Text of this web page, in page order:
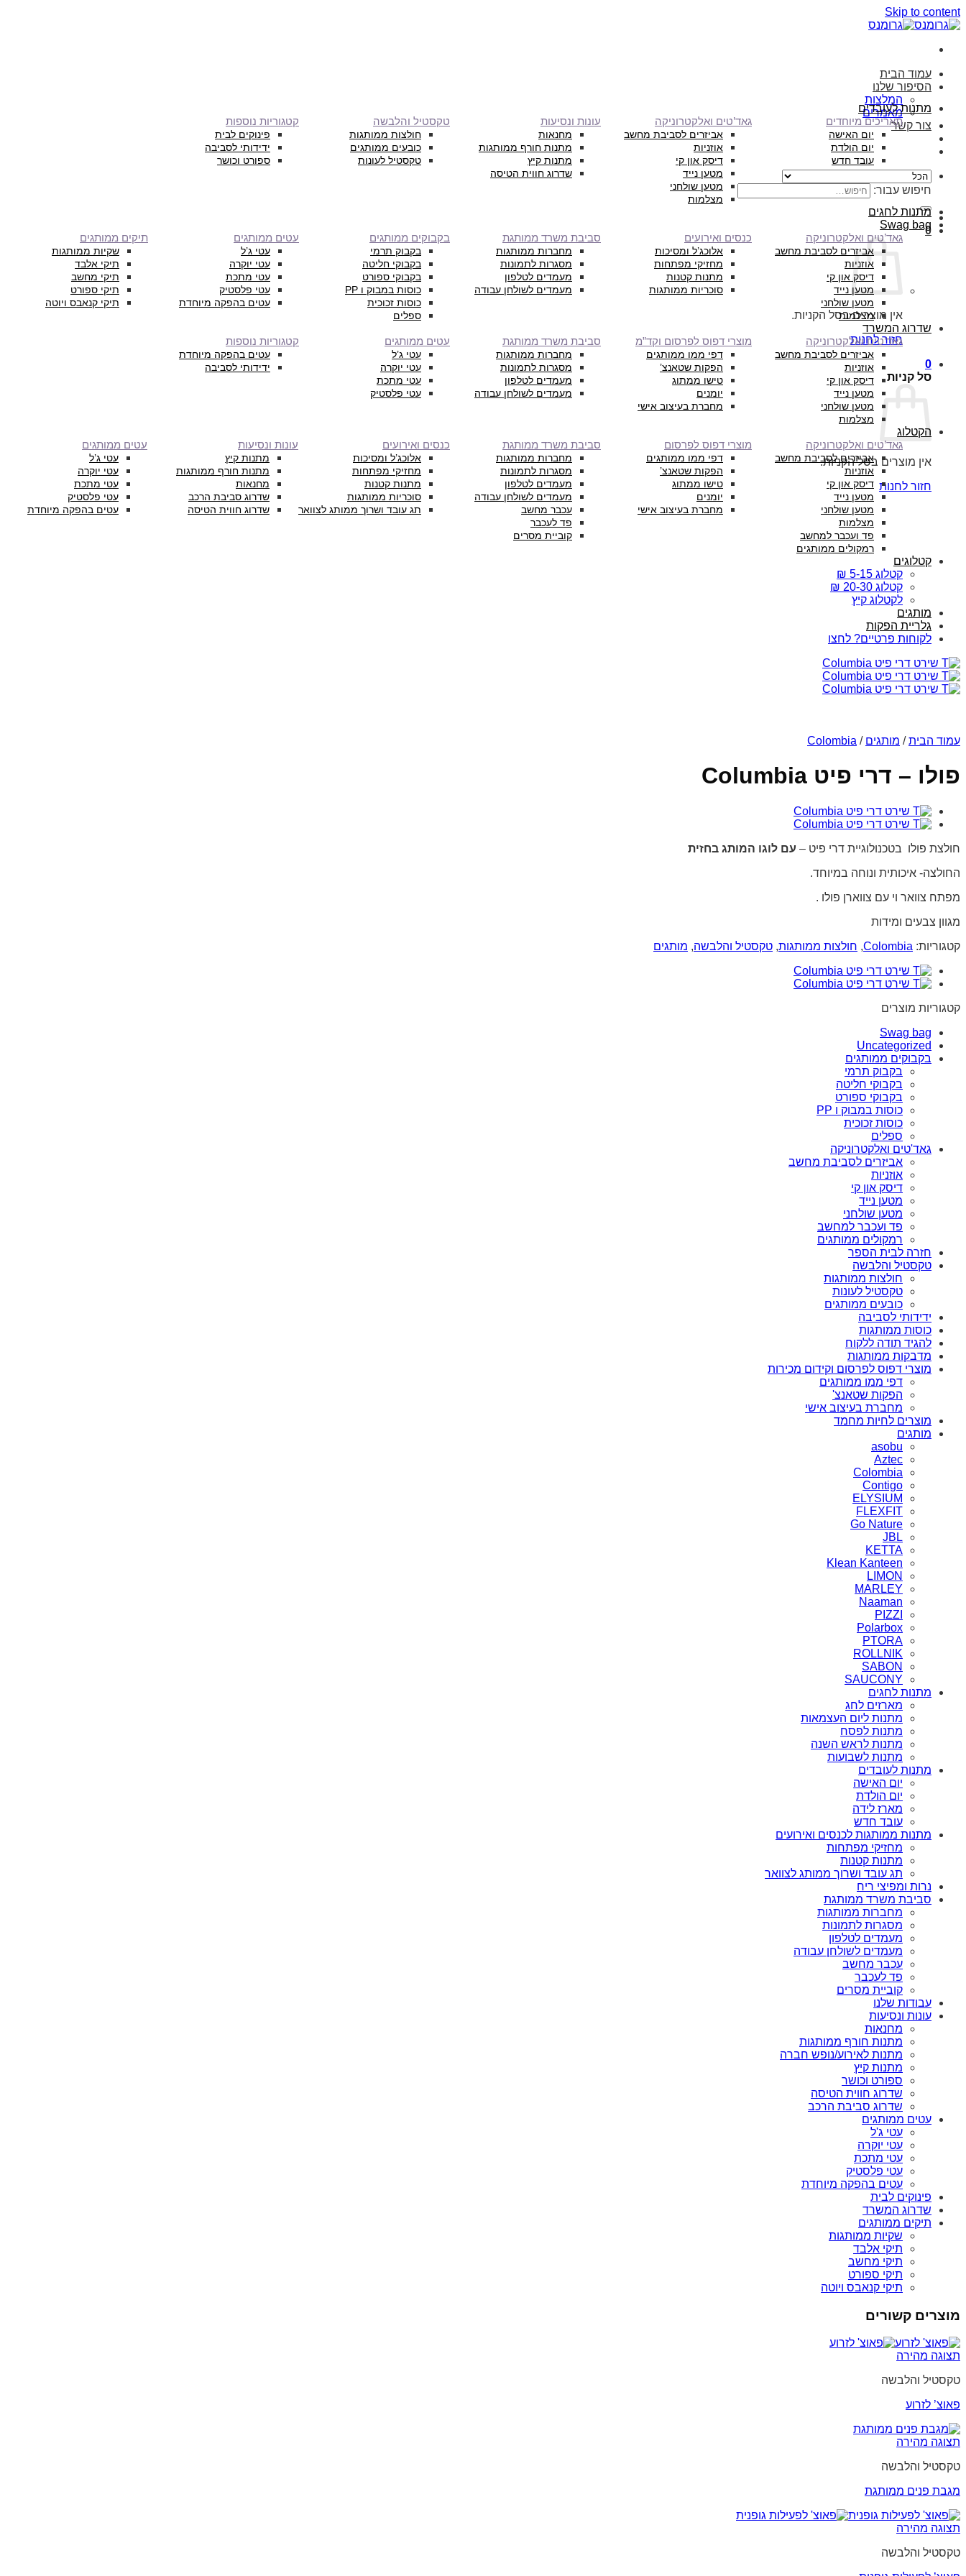
Skip to content
עמוד הבית
הסיפור שלנו
המלצות
מאמרים
צור קשר
חיפוש עבור:
0
אין מוצרים בסל הקניות.
חזור לחנות
0
סל קניות
אין מוצרים בסל הקניות.
חזור לחנות
מתנות לעובדים
תאריכים מיוחדים
יום האישה
יום הולדת
עובד חדש
גאד’טים ואלקטרוניקה
אביזרים לסביבת מחשב
אוזניות
דיסק און קי
מטען נייד
מטען שולחני
מצלמות
עונות ונסיעות
מחנאות
מתנות חורף ממותגות
מתנות קיץ
שדרוג חווית הטיסה
טקסטיל והלבשה
חולצות ממותגות
כובעים ממותגים
טקסטיל לעונות
קטגוריות נוספות
פינוקים לבית
ידידותי לסביבה
ספורט וכושר
מתנות לחגים
Swag bag
גאד’טים ואלקטרוניקה
אביזרים לסביבת מחשב
אוזניות
דיסק און קי
מטען נייד
מטען שולחני
מצלמות
כנסים ואירועים
אלוכג’ל ומסיכות
מחזיקי מפתחות
מתנות קטנות
סוכריות ממותגות
סביבת משרד ממותגת
מחברות ממותגות
מסגרות לתמונות
מעמדים לטלפון
מעמדים לשולחן עבודה
בקבוקים ממותגים
בקבוק תרמי
בקבוקי חליטה
בקבוקי ספורט
כוסות במבוק ו PP
כוסות זכוכית
ספלים
עטים ממותגים
עטי ג’ל
עטי יוקרה
עטי מתכת
עטי פלסטיק
עטים בהפקה מיוחדת
תיקים ממותגים
שקיות ממותגות
תיקי אלבד
תיקי מחשב
תיקי ספורט
תיקי קנאבס ויוטה
שדרוג המשרד
גאד’טים ואלקטרוניקה
אביזרים לסביבת מחשב
אוזניות
דיסק און קי
מטען נייד
מטען שולחני
מצלמות
מוצרי דפוס לפרסום וקד”מ
דפי ממו ממותגים
הפקות שטאנצ’
טישו ממתוג
יומנים
מחברת בעיצוב אישי
סביבת משרד ממותגת
מחברות ממותגות
מסגרות לתמונות
מעמדים לטלפון
מעמדים לשולחן עבודה
עטים ממותגים
עטי ג’ל
עטי יוקרה
עטי מתכת
עטי פלסטיק
קטגוריות נוספות
עטים בהפקה מיוחדת
ידידותי לסביבה
הקטלוג
גאד’טים ואלקטרוניקה
אביזרים לסביבת מחשב
אוזניות
דיסק און קי
מטען נייד
מטען שולחני
מצלמות
פד ועכבר למחשב
רמקולים ממותגים
מוצרי דפוס לפרסום
דפי ממו ממותגים
הפקות שטאנצ’
טישו ממתוג
יומנים
מחברת בעיצוב אישי
סביבת משרד ממותגת
מחברות ממותגות
מסגרות לתמונות
מעמדים לטלפון
מעמדים לשולחן עבודה
עכבר מחשב
פד לעכבר
קוביית מסרים
כנסים ואירועים
אלוכג’ל ומסיכות
מחזיקי מפתחות
מתנות קטנות
סוכריות ממותגות
תג עובד ושרוך ממותג לצוואר
עונות ונסיעות
מתנות קיץ
מתנות חורף ממותגות
מחנאות
שדרוג סביבת הרכב
שדרוג חווית הטיסה
עטים ממותגים
עטי ג’ל
עטי יוקרה
עטי מתכת
עטי פלסטיק
עטים בהפקה מיוחדת
קטלוגים
קטלוג 5-15 ₪
קטלוג 20-30 ₪
לקטלוג קיץ
מותגים
גלריית הפקות
לקוחות פרטיים? לחצו
עמוד הבית / מותגים /
Colombia
פולו – דרי פיט Columbia
חולצת פולו בטכנולוגיית דרי פיט – עם לוגו המותג בחזית
החולצה- איכותית ונוחה במיוחד.
מפתח צוואר וי עם צווארן פולו .
מגוון צבעים ומידות
קטגוריות: Colombia
, חולצות ממותגות, טקסטיל והלבשה, מותגים
קטגוריות מוצרים
Swag bag
Uncategorized
בקבוקים ממותגים
בקבוק תרמי
בקבוקי חליטה
בקבוקי ספורט
כוסות במבוק ו PP
כוסות זכוכית
ספלים
גאד'טים ואלקטרוניקה
אביזרים לסביבת מחשב
אוזניות
דיסק און קי
מטען נייד
מטען שולחני
פד ועכבר למחשב
רמקולים ממותגים
חזרה לבית הספר
טקסטיל והלבשה
חולצות ממותגות
טקסטיל לעונות
כובעים ממותגים
ידידותי לסביבה
כוסות ממותגות
להגיד תודה ללקוח
מדבקות ממותגות
מוצרי דפוס לפרסום וקידום מכירות
דפי ממו ממותגים
הפקות שטאנצ'
מחברת בעיצוב אישי
מוצרים לחיות מחמד
מותגים
asobu
Aztec
Colombia
Contigo
ELYSIUM
FLEXFIT
Go Nature
JBL
KETTA
Klean Kanteen
LIMON
MARLEY
Naaman
PIZZI
Polarbox
PTORA
ROLLNIK
SABON
SAUCONY
מתנות לחגים
מארזים לחג
מתנות ליום העצמאות
מתנות לפסח
מתנות לראש השנה
מתנות לשבועות
מתנות לעובדים
יום האישה
יום הולדת
מארז לידה
עובד חדש
מתנות ממותגות לכנסים ואירועים
מחזיקי מפתחות
מתנות קטנות
תג עובד ושרוך ממותג לצוואר
נרות ומפיצי ריח
סביבת משרד ממותגת
מחברות ממותגות
מסגרות לתמונות
מעמדים לטלפון
מעמדים לשולחן עבודה
עכבר מחשב
פד לעכבר
קוביית מסרים
עבודות שלנו
עונות ונסיעות
מחנאות
מתנות חורף ממותגות
מתנות לאירוע/נופש חברה
מתנות קיץ
ספורט וכושר
שדרוג חווית הטיסה
שדרוג סביבת הרכב
עטים ממותגים
עטי ג'ל
עטי יוקרה
עטי מתכת
עטי פלסטיק
עטים בהפקה מיוחדת
פינוקים לבית
שדרוג המשרד
תיקים ממותגים
שקיות ממותגות
תיקי אלבד
תיקי מחשב
תיקי ספורט
תיקי קנאבס ויוטה
מוצרים קשורים
תצוגה מהירה
טקסטיל והלבשה
פאוצ’ לזרוע
תצוגה מהירה
טקסטיל והלבשה
מגבת פנים ממותגת
תצוגה מהירה
טקסטיל והלבשה